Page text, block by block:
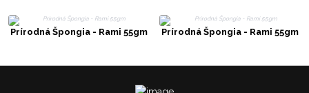
Prírodná Špongia - Rami 55gm Prírodná Špongia - Rami 55gm